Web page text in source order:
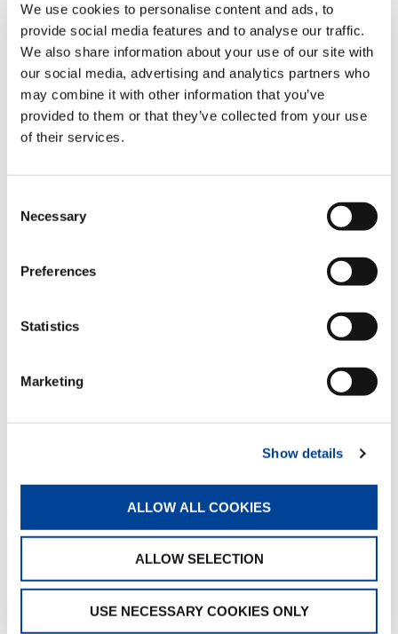
We use cookies to personalise content and ads, to
provide social media features and to analyse our traffic.
We also share information about your use of our site with
our social media, advertising and analytics partners who
may combine it with other information that you’ve
provided to them or that they’ve collected from your use
of their services.
Selection
Necessary
Preferences
Statistics
Marketing
Show details
ALLOW ALL COOKIES
ALLOW SELECTION
USE NECESSARY COOKIES ONLY
では、信じるとはどういうことだろうか。もし、私
たちの間に信頼というものが無かったら、常に相手
に対し、欺かれないよう、あらゆることに用心しな
ければならない。信頼は誰もが望んでいる人間関係
であるが、どうすればつくれるかが分かっている人
は少ない。信頼は目に見えない心と心の結びつきに
よるからである。
例えば相手に「あなたを信じています」と熱心に訴
くし、どんな詳細な書面を取り交そうとも、信頼は
つくり出せない。では、どうすればよいのか。かつ
が皆無になったことから、私は、信頼の定義を発見
（１）信じた相手からいかなる報いがあろうと、す
べてを受け入れる腹が決まったとき、初めて信じた
（２）信頼はこちらが信じた大きさだけ、相手から
（３）人間は信じられたら、それに応えずにいられ
（４）目に見えない人の心を信じたその報いとし
信頼の本当の意味を知れば、どんなに恐ろしいこと
かが分かってくる。信じた相手から、いかなる過酷
な報いを被っても、甘んじて受ける覚悟が必要だか
に委ねてしまわない限り生まれることはない。
しかしながら、私たちは生まれつき防衛本能を持っ